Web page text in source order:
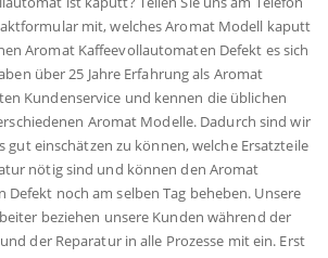
mit, welches Aromat Modell kaputt
Aromat Kaffeevollautomaten Defekt es sich
über 25 Jahre Erfahrung als Aromat
Kundenservice und kennen die üblichen
Aromat Modelle. Dadurch sind wir
gut einschätzen zu können, welche Ersatzteile
nötig sind und können den Aromat
Defekt noch am selben Tag beheben. Unsere
beziehen unsere Kunden während der
der Reparatur in alle Prozesse mit ein. Erst